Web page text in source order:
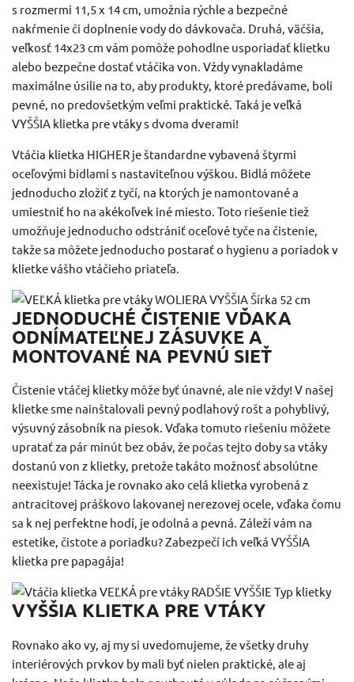
s rozmermi 11,5 x 14 cm, umožnia rýchle a bezpečné
nakŕmenie či doplnenie vody do dávkovača. Druhá, väčšia,
veľkosť 14x23 cm vám pomôže pohodlne usporiadať klietku
alebo bezpečne dostať vtáčika von. Vždy vynakladáme
maximálne úsilie na to, aby produkty, ktoré predávame, boli
pevné, no predovšetkým veľmi praktické. Taká je veľká
VYŠŠIA klietka pre vtáky s dvoma dverami!
Vtáčia klietka HIGHER je štandardne vybavená štyrmi
oceľovými bidlami s nastaviteľnou výškou. Bidlá môžete
jednoducho zložiť z tyčí, na ktorých je namontované a
umiestniť ho na akékoľvek iné miesto. Toto riešenie tiež
umožňuje jednoducho odstrániť oceľové tyče na čistenie,
takže sa môžete jednoducho postarať o hygienu a poriadok v
klietke vášho vtáčieho priateľa.
JEDNODUCHÉ ČISTENIE VĎAKA
ODNÍMATEĽNEJ ZÁSUVKE A
MONTOVANÉ NA PEVNÚ SIEŤ
Čistenie vtáčej klietky môže byť únavné, ale nie vždy! V našej
klietke sme nainštalovali pevný podlahový rošt a pohyblivý,
výsuvný zásobník na piesok. Vďaka tomuto riešeniu môžete
upratať za pár minút bez obáv, že počas tejto doby sa vtáky
dostanú von z klietky, pretože takáto možnosť absolútne
neexistuje! Tácka je rovnako ako celá klietka vyrobená z
antracitovej práškovo lakovanej nerezovej ocele, vďaka čomu
sa k nej perfektne hodí, je odolná a pevná. Záleží vám na
estetike, čistote a poriadku?Zabezpečí ich veľká VYŠŠIA
klietka pre papagája!
VYŠŠIA KLIETKA PRE VTÁKY
Rovnako ako vy, aj my si uvedomujeme, že všetky druhy
interiérových prvkov by mali byť nielen praktické, ale aj